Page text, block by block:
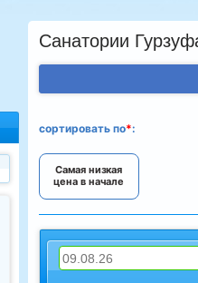
Санатории
сортировать по*:
Самая низкая
цена в начале